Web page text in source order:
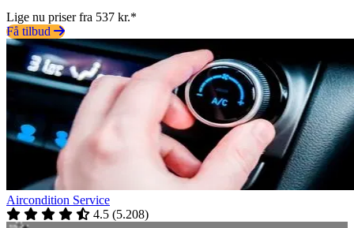
Lige nu priser fra 537 kr.*
Få tilbud
Aircondition Service
4.5 (5.208)